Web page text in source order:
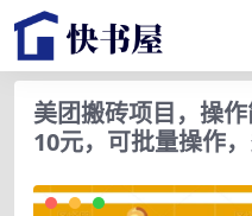
美团搬砖项目，操
10元，可批量操作